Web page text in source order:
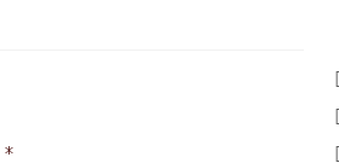
*